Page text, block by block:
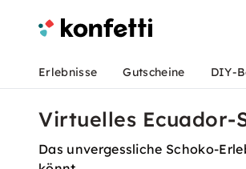
Erlebnisse Gutscheine DIY-
Virtuelles Ecuador-
Das unvergessliche Schoko-